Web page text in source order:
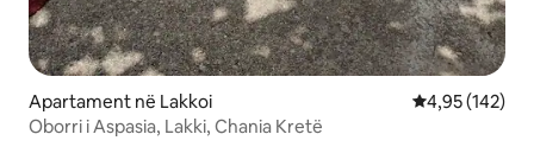
Apartament në Lakkoi Vlerësimi
4,95 (142)
Oborri i Aspasia, Lakki, Chania Kretë